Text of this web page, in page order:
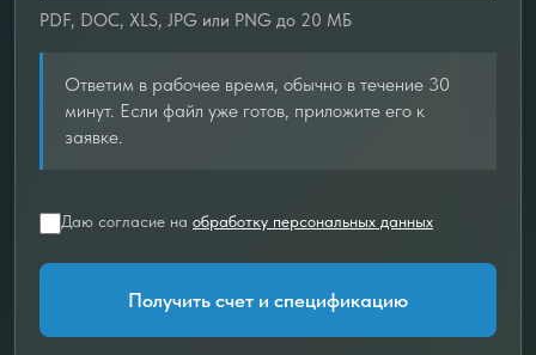
PDF, DOC, XLS, JPG или PNG до 20 МБ
Ответим в рабочее время, обычно в течение 30
минут. Если файл уже готов, приложите его к
заявке.
Даю согласие на обработку персональных данных
Получить счет и спецификацию